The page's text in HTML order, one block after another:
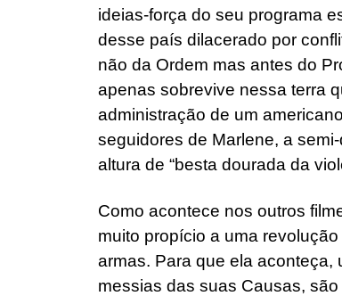
ideias-força do seu programa
desse país dilacerado por
não da Ordem mas antes do
apenas sobrevive nessa terra
administração de um
seguidores de Marlene, a
altura de “besta dourada da
Como acontece nos outros
muito propício a uma
armas. Para que ela aconteça,
messias das suas Causas,